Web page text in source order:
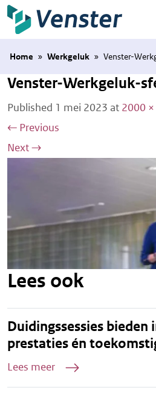
Naar hoofdinhoud
Home » Werkgeluk » Venster-
Venster-Werkgeluk-
Published 1 mei 2023 at 2000
← Previous
Next→
Lees ook
Duidingssessies bieden
prestaties én
Lees meer